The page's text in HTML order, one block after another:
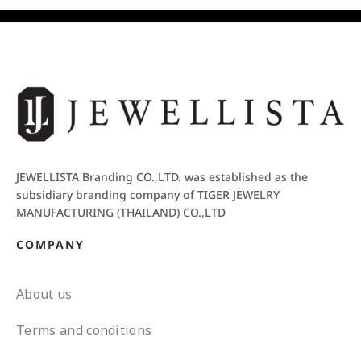
JEWELLISTA Branding CO.,LTD. was established as the
subsidiary branding company of TIGER JEWELRY
MANUFACTURING (THAILAND) CO.,LTD
COMPANY
About us
Terms and conditions